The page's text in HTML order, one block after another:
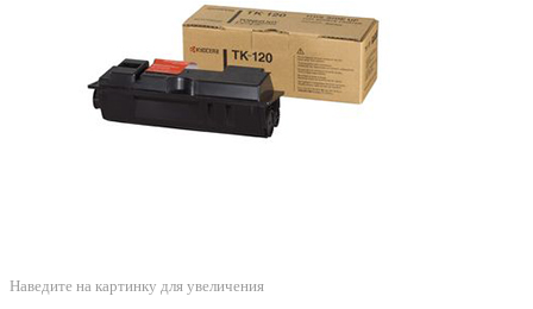
Наведите на картинку для увеличения